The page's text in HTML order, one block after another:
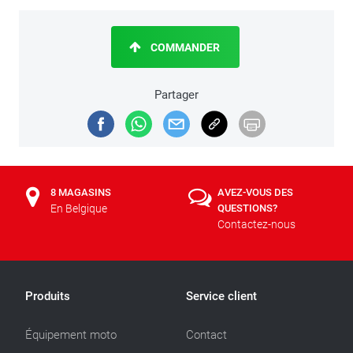
Partager
COMMANDER
8 MAGASINS
En Belgique
AVEZ-VOUS DES
QUESTIONS?
Contactez-nous
Produits
Équipement moto
Service client
Contact